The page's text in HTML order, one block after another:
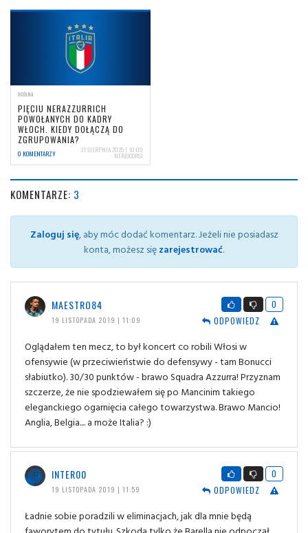
OGÓLNA
PIĘCIU NERAZZURRICH
POWOŁANYCH DO KADRY
WŁOCH. KIEDY DOŁĄCZĄ DO
ZGRUPOWANIA?
0 KOMENTARZY 31 SIERPNIA 2025 | 10:09
NERIOCORSI
KOMENTARZE: 3
Zaloguj się, aby móc dodać komentarz. Jeżeli nie posiadasz
konta, możesz sięzarejestrować.
MAESTRO84
19 LISTOPADA 2019 | 11:09
0
ODPOWIEDZ
Oglądałem ten mecz, to był koncert co robili Włosi w
ofensywie (w przeciwieństwie do defensywy - tam Bonucci
słabiutko). 30/30 punktów - brawo Squadra Azzurra! Przyznam
szczerze, że nie spodziewałem się po Mancinim takiego
eleganckiego ogarnięcia całego towarzystwa. Brawo Mancio!
Anglia, Belgia.... a może Italia? :)
INTER00
19 LISTOPADA 2019 | 11:59
0
ODPOWIEDZ
Ładnie sobie poradzili w eliminacjach, jak dla mnie będą